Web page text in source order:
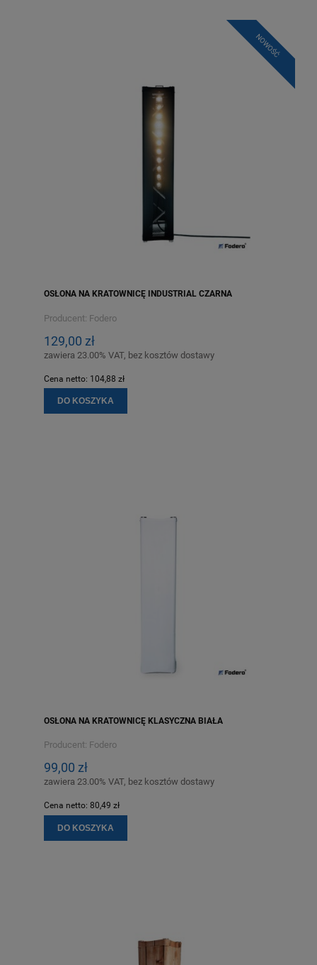
OSŁONA NA KRATOWNICĘ INDUSTRIAL CZARNA
Producent: Fodero
129,00 zł
zawiera 23.00% VAT, bez kosztów dostawy
Cena netto: 104,88 zł
DO KOSZYKA
NOWOŚĆ
OSŁONA NA KRATOWNICĘ KLASYCZNA BIAŁA
Producent: Fodero
99,00 zł
zawiera 23.00% VAT, bez kosztów dostawy
Cena netto: 80,49 zł
DO KOSZYKA